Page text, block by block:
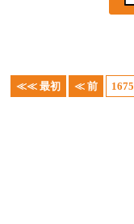
≪≪ 最初 ≪ 前 1675